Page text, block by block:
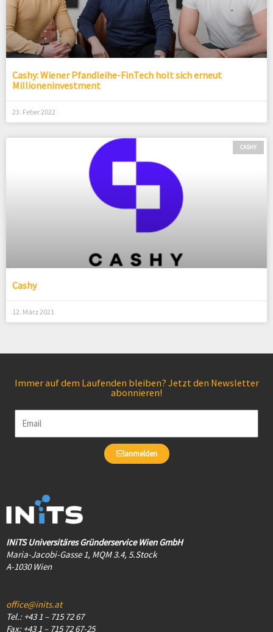
Cashy: Wiener Pfandleihe-FinTech holt sich erneut
Millioneninvestment
23. Feber 2022
CASHY
Cashy
12. März 2021
Immer auf dem Laufenden bleiben? Jetzt den Newsletter
abonnieren!
Email
anmelden
INiTS Universitäres Gründerservice Wien GmbH
Maria-Jacobi-Gasse 1, MQM 3.4, 5.Stock
A-1030 Wien
office@inits.at
Tel.: +43 1 – 715 72 67
Fax: +43 1 – 715 72 67-25